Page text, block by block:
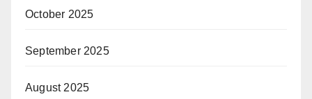
October 2025
September 2025
August 2025